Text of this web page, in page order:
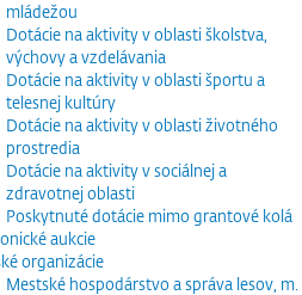
mládežou
Dotácie na aktivity v oblasti školstva,
výchovy a vzdelávania
Dotácie na aktivity v oblasti športu a
telesnej kultúry
Dotácie na aktivity v oblasti životného
prostredia
Dotácie na aktivity v sociálnej a
zdravotnej oblasti
Poskytnuté dotácie mimo grantové kolá
aukcie
organizácie
Mestské hospodárstvo a správa lesov, m.